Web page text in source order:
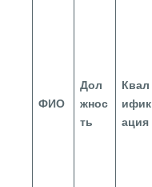
ФИО
Дол
жнос
ть
Квал
ифик
ация